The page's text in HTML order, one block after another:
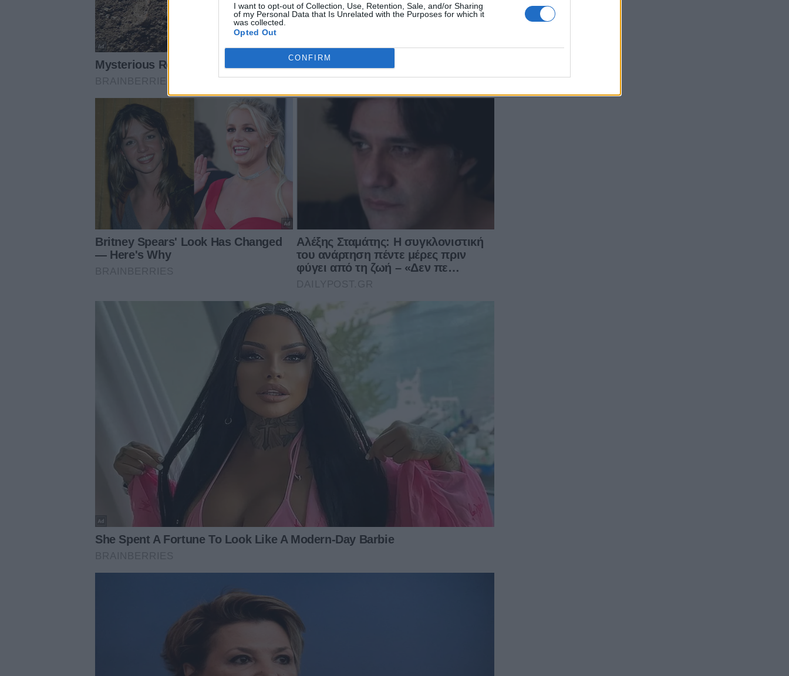
I want to opt-out of Collection, Use, Retention, Sale, and/or Sharing
of my Personal Data that Is Unrelated with the Purposes for which it
was collected.
Opted Out
CONFIRM